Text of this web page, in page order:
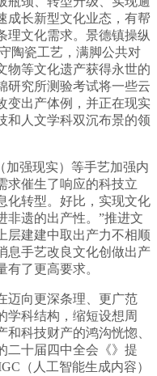
成长新型文化业态，有帮
理文化需求。景德镇操纵
陶瓷工艺，满脚公共对
物等文化遗产获得永世的
研究所测验考试将一些云
变出产体例，并正在现实
和人文学科双沉布景的领
强现实）等手艺加强内
求催生了响应的科技立
化转型。好比，实现文化
非遗的出产性。”推进文
层建建中取出产力不相顺
息手艺改良文化创做出产
了更高要求。
向更深条理、更广范
学科结构，缩短设想周
科技财产的鸿沟恍惚、
二十届四中全会《》提
（人工智能生成内容）